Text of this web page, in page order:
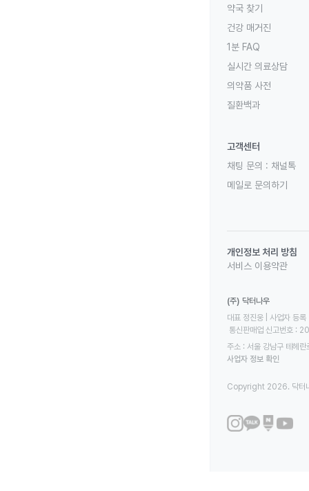
약국 찾기
건강 매거진
1분 FAQ
실시간 의료상담
의약품 사전
질환백과
고객센터
채팅 문의 : 채널톡
메일로 문의하기
개인정보 처리 방침
서비스 이용약관
(주) 닥터나우
대표 정진웅 | 사업자
통신판매업 신고번호
주소 : 서울 강남구 테헤
사업자 정보 확인
Copyright 2026. 닥터